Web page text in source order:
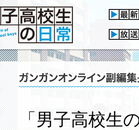
「男子高校生